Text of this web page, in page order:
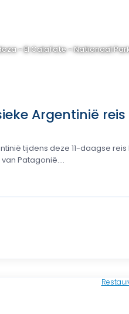
- El Calafate - Nationaal
Argentinië reis
tijdens deze 11-daagse
Patagonië....